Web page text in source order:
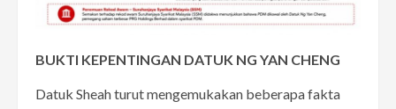
BUKTI KEPENTINGAN DATUK NG YAN CHENG
Datuk Sheah turut mengemukakan beberapa fakta